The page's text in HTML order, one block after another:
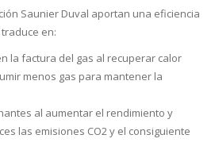
Saunier Duval aportan una eficiencia
en:
la factura del gas al recuperar calor
menos gas para mantener la
al aumentar el rendimiento y
las emisiones CO2 y el consiguiente